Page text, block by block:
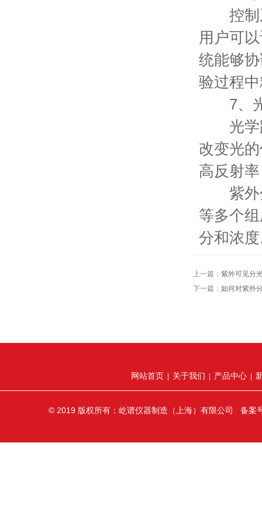
控制系
用户可
统能够
验过程
7、光
光学路
改变光
高反射
紫外分
等多个
分和浓
上一篇： 紫外可见分
下一篇： 如何对紫外
网站首页 关于我们 产品中心|
© 2019 版权所有：屹谱仪器制造（上海）有限公司 备案